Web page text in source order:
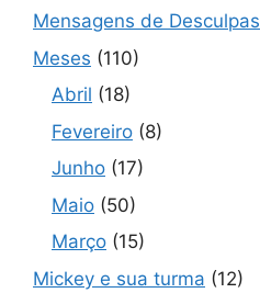
Mensagens de Desculpas
Meses (110)
Abril (18)
Fevereiro (8)
Junho (17)
Maio (50)
Março (15)
Mickey e sua turma (12)